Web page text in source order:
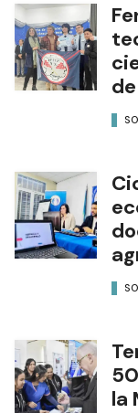
la